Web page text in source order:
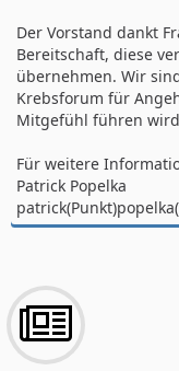
Der Vorstand dankt
Bereitschaft, diese
übernehmen. Wir
Krebsforum für
Mitgefühl führen
Für weitere
Patrick Popelka